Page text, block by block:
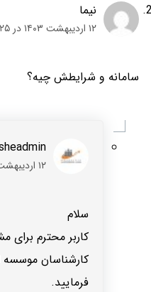
نیما
۱۲ اردیبهشت ۱۴۰۳ در ۱۱:۲۵
سامانه و شرایطش چیه؟
۱۲ اردیبهشت ۱۴۰۳ در ۱۲:۳۵
سلام
کاربر محترم برای
کارشناسان
فرمایید.